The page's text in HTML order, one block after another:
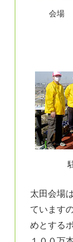
会場
太田会場
ています
めとする